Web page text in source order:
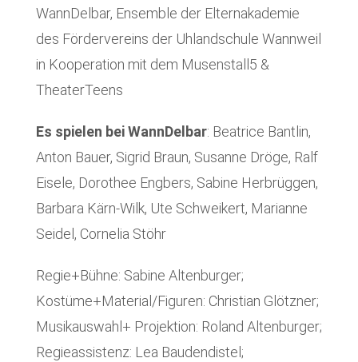
WannDelbar, Ensemble der Elternakademie
des Fördervereins der Uhlandschule Wannweil
in Kooperation mit dem Musenstall5 &
TheaterTeens
Es spielen bei WannDelbar: Beatrice Bantlin,
Anton Bauer, Sigrid Braun, Susanne Dröge, Ralf
Eisele, Dorothee Engbers, Sabine Herbrüggen,
Barbara Kärn-Wilk, Ute Schweikert, Marianne
Seidel, Cornelia Stöhr
Regie+Bühne: Sabine Altenburger;
Kostüme+Material/Figuren: Christian Glötzner;
Musikauswahl+ Projektion: Roland Altenburger;
Regieassistenz: Lea Baudendistel;